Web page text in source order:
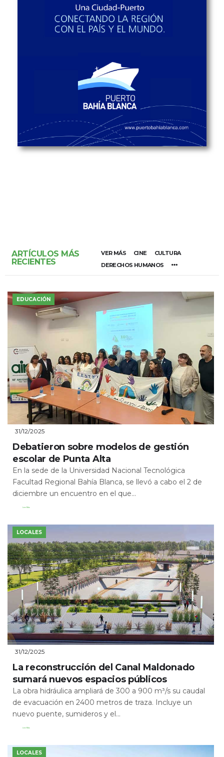
ARTÍCULOS MÁS
RECIENTES
VER MÁS CINE
CULTURA
DERECHOS HUMANOS
EDUCACIÓN
31/12/2025
Debatieron sobre modelos de gestión
escolar de Punta Alta
En la sede de la Universidad Nacional Tecnológica
Facultad Regional Bahía Blanca, se llevó a cabo el 2 de
diciembre un encuentro en el que...
Leer Más
LOCALES
31/12/2025
La reconstrucción del Canal Maldonado
sumará nuevos espacios públicos
La obra hidráulica ampliará de 300 a 900 m³/s su caudal
de evacuación en 2400 metros de traza. Incluye un
nuevo puente, sumideros y el...
Leer Más
LOCALES